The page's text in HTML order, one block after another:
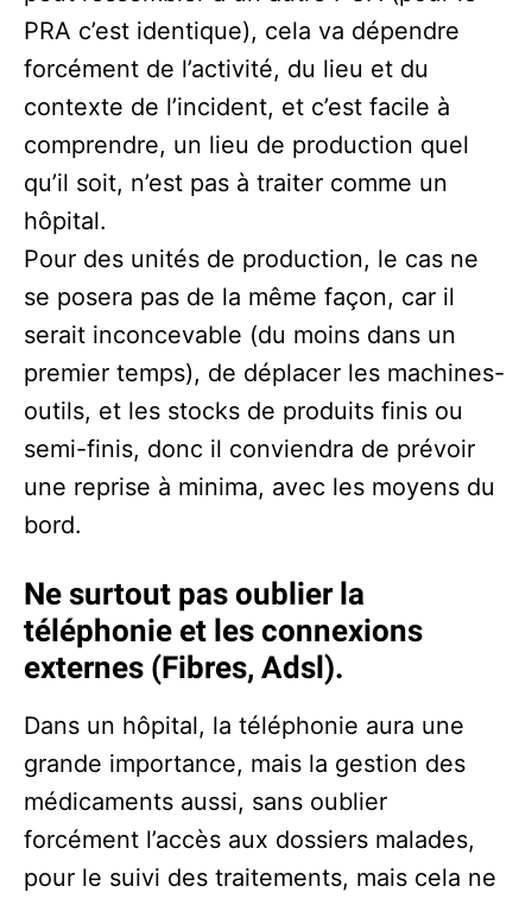
PRA c’est identique), cela va dépendre
forcément de l’activité, du lieu et du
contexte de l’incident, et c’est facile à
comprendre, un lieu de production quel
qu’il soit, n’est pas à traiter comme un
hôpital.
Pour des unités de production, le cas ne
se posera pas de la même façon, car il
serait inconcevable (du moins dans un
premier temps), de déplacer les machines-
outils, et les stocks de produits finis ou
semi-finis, donc il conviendra de prévoir
une reprise à minima, avec les moyens du
bord.
Ne surtout pas oublier la
téléphonie et les connexions
externes (Fibres, Adsl).
Dans un hôpital, la téléphonie aura une
grande importance, mais la gestion des
médicaments aussi, sans oublier
forcément l’accès aux dossiers malades,
pour le suivi des traitements, mais cela ne